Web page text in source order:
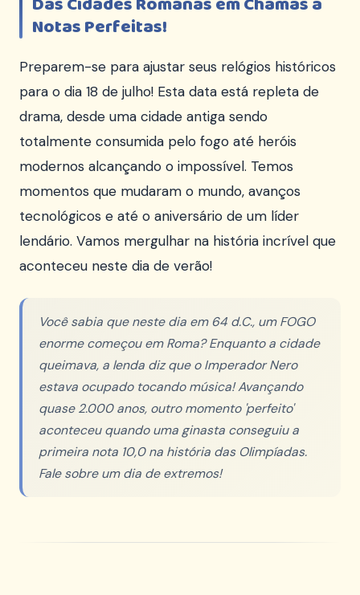
Notas Perfeitas!
Preparem-se para ajustar seus relógios históricos
para o dia 18 de julho! Esta data está repleta de
drama, desde uma cidade antiga sendo
totalmente consumida pelo fogo até heróis
modernos alcançando o impossível. Temos
momentos que mudaram o mundo, avanços
tecnológicos e até o aniversário de um líder
lendário. Vamos mergulhar na história incrível que
aconteceu neste dia de verão!
Você sabia que neste dia em 64 d.C., um FOGO
enorme começou em Roma? Enquanto a cidade
queimava, a lenda diz que o Imperador Nero
estava ocupado tocando música! Avançando
quase 2.000 anos, outro momento 'perfeito'
aconteceu quando uma ginasta conseguiu a
primeira nota 10,0 na história das Olimpíadas.
Fale sobre um dia de extremos!